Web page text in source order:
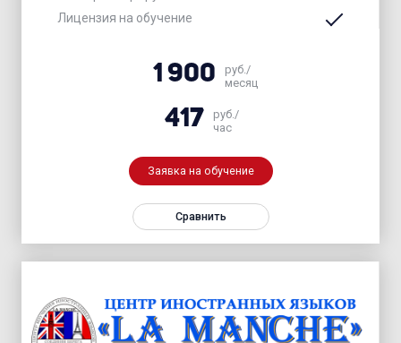
Лицензия на обучение
1 900
руб./
месяц
417
руб./
час
Заявка на обучение
Сравнить